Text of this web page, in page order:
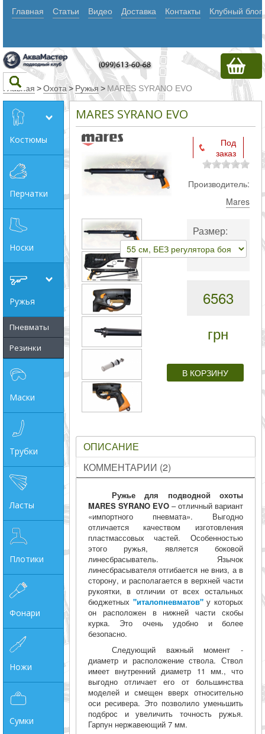
Главная Статьи Видео Доставка Контакты Клубный блог
Текст
Искать
Любое из
слов
слова
Точное
Категории
Производитель
_JSHOP_SEARCH_COINS
до
грн
Главная >Охота > Ружья > MARES SYRANO EVO
Костюмы
Перчатки
Носки
Ружья
Пневматы
Резинки
Маски
Трубки
Ласты
Плотики
Фонари
Ножи
Сумки
MARES SYRANO EVO
Под
заказ
Производитель:
Mares
Размер:
6563
грн
ОПИСАНИЕ
КОММЕНТАРИИ (2)
Ружье для подводной охоты
MARES SYRANO EVO– отличный вариант
«импортного пневмата». Выгодно
отличается качеством изготовления
пластмассовых частей. Особенностью
этого ружья, является боковой
линесбрасыватель. Язычок
линесбрасывателя отгибается не вниз, а в
сторону, и располагается в верхней части
рукоятки, в отличии от всех остальных
бюджетных "италопневматов"у которых
он расположен в нижней части скобы
курка. Это очень удобно и более
безопасно.
Следующий важный момент -
диаметр и расположение ствола. Ствол
имеет внутренний диаметр 11 мм., что
выгодно отличает его от большинства
моделей и смещен вверх относительно
оси ресивера. Это позволило уменьшить
подброс и увеличить точность ружья.
Гарпун нержавеющий 7 мм.